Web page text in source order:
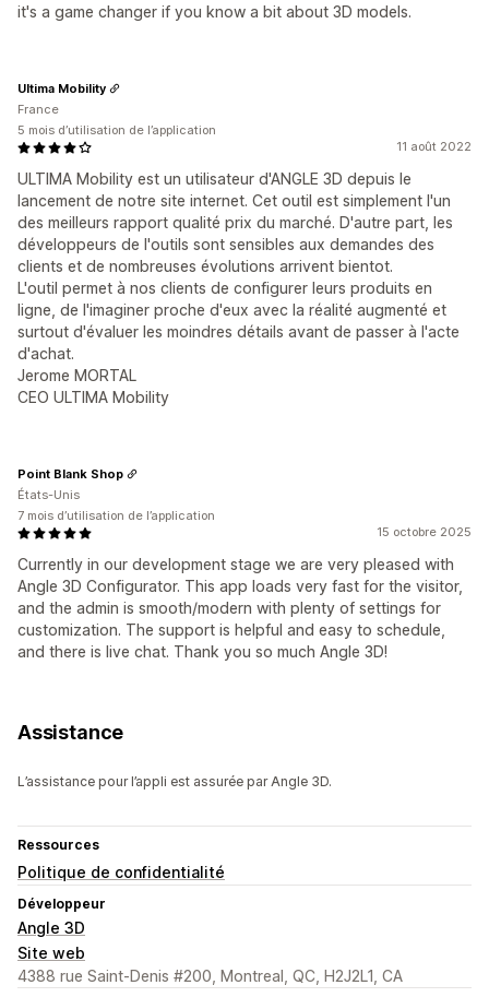
it's a game changer if you know a bit about 3D models.
11 août 2022
ULTIMA Mobility est un utilisateur d'ANGLE 3D depuis le
lancement de notre site internet. Cet outil est simplement l'un
des meilleurs rapport qualité prix du marché. D'autre part, les
développeurs de l'outils sont sensibles aux demandes des
clients et de nombreuses évolutions arrivent bientot.
L'outil permet à nos clients de configurer leurs produits en
ligne, de l'imaginer proche d'eux avec la réalité augmenté et
surtout d'évaluer les moindres détails avant de passer à l'acte
d'achat.
Jerome MORTAL
CEO ULTIMA Mobility
Ultima Mobility
France
5 mois d’utilisation de l’application
15 octobre 2025
Currently in our development stage we are very pleased with
Angle 3D Configurator. This app loads very fast for the visitor,
and the admin is smooth/modern with plenty of settings for
customization. The support is helpful and easy to schedule,
and there is live chat. Thank you so much Angle 3D!
Point Blank Shop
États-Unis
7 mois d’utilisation de l’application
Assistance
L’assistance pour l’appli est assurée par Angle 3D.
Ressources
Politique de confidentialité
Développeur
Angle 3D
Site web
4388 rue Saint-Denis #200, Montreal, QC, H2J2L1, CA